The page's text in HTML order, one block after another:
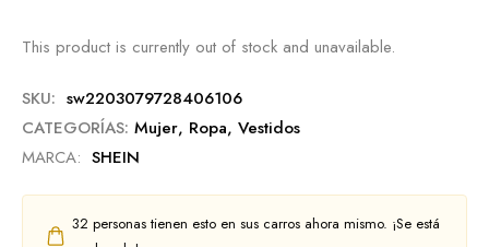
This product is currently out of stock and unavailable.
SKU: sw2203079728406106
CATEGORÍAS: Mujer, Ropa, Vestidos
MARCA: SHEIN
32 personas tienen esto en sus carros ahora mismo. ¡Se está